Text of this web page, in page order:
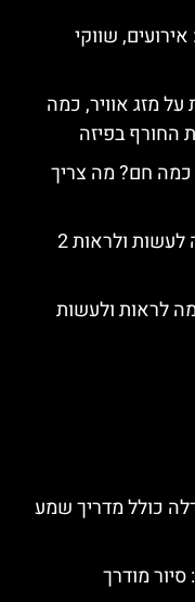
שווקי
מזג אוויר, כמה
החורף בפיזה
כמה חם? מה צריך
יומיים בפיזה – טיפים והמלצות מה לעשות ולראות 2
לראות ולעשות
כולל מדריך שמע
מודרך